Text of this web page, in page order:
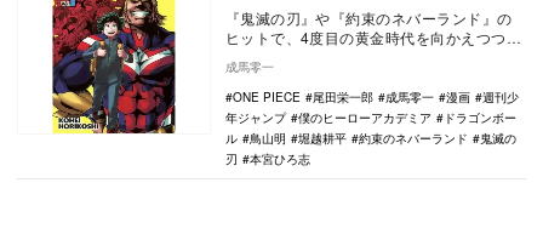
『鬼滅の刃』や『約束のネバーランド』の
ヒットで、4度目の黄金時代を向かえつつあ
（集英社）だが…
成馬零一
ONE PIECE
尾田栄一郎 成馬零一 漫画
週刊少
年ジャンプ
僕のヒーローアカデミア
ドラゴンボー
ル
鳥山明 堀越耕平 約束のネバーランド
鬼滅の
刃
本宮ひろ志